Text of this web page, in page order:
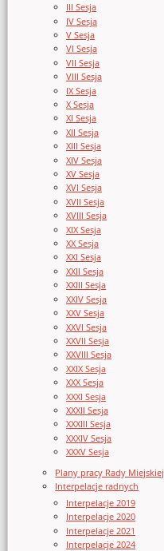
III Sesja
IV Sesja
V Sesja
VI Sesja
VII Sesja
VIII Sesja
IX Sesja
X Sesja
XI Sesja
XII Sesja
XIII Sesja
XIV Sesja
XV Sesja
XVI Sesja
XVII Sesja
XVIII Sesja
XIX Sesja
XX Sesja
XXI Sesja
XXII Sesja
XXIII Sesja
XXIV Sesja
XXV Sesja
XXVI Sesja
XXVII Sesja
XXVIII Sesja
XXIX Sesja
XXX Sesja
XXXI Sesja
XXXII Sesja
XXXIII Sesja
XXXIV Sesja
XXXV Sesja
Plany pracy Rady Miejskiej
Interpelacje radnych
Interpelacje 2019
Interpelacje 2020
Interpelacje 2021
Interpelacje 2024